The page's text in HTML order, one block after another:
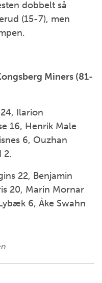
dobbelt så
(15-7), men
Miners (81-
Ilarion
16, Henrik Male
6, Ouzhan
2.
22, Benjamin
20, Marin Mornar
6, Åke Swahn